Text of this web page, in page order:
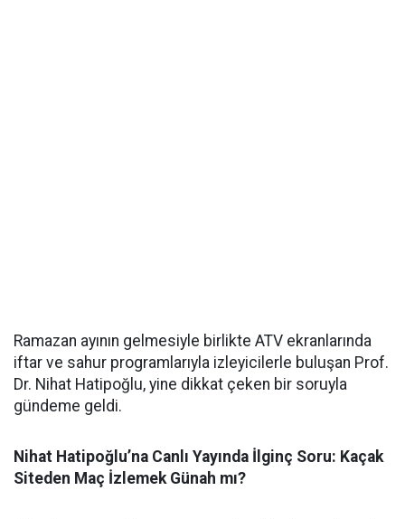
Ramazan ayının gelmesiyle birlikte ATV ekranlarında
iftar ve sahur programlarıyla izleyicilerle buluşan Prof.
Dr. Nihat Hatipoğlu, yine dikkat çeken bir soruyla
gündeme geldi.
Nihat Hatipoğlu’na Canlı Yayında İlginç Soru: Kaçak
Siteden Maç İzlemek Günah mı?